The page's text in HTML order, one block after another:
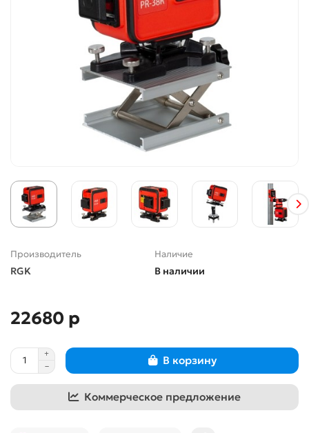
Производитель
RGK
Наличие
В наличии
22680 р
В корзину
Коммерческое предложение